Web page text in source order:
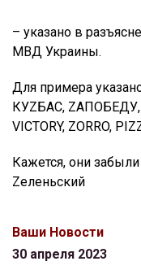
– указано в
МВД Украины.
Для примера
КУZБАС,
VICTORY, ZORRO,
Кажется, они
Zеленьский
Ваши Новости
30 апреля 2023